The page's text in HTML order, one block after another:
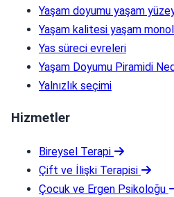
Yaşam doyumu yaşam
Yaşam kalitesi yaşam
Yas süreci evreleri
Yaşam Doyumu Piramidi
Yalnızlık seçimi
Hizmetler
Bireysel Terapi
Çift ve İlişki Terapisi
Çocuk ve Ergen Psikoloğu